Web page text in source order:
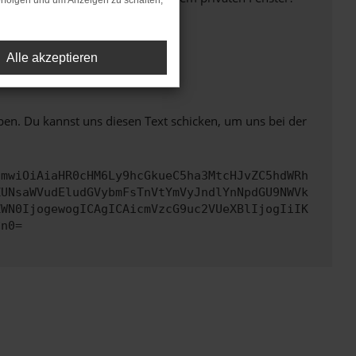
mehr unterstützt werden.
Du kannst uns diesen Text schicken, um uns bei der
Alle akzeptieren